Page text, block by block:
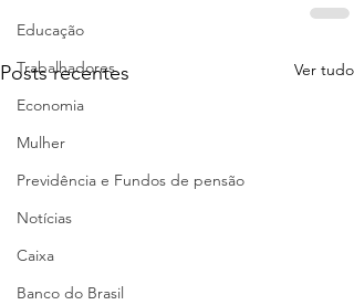
Educação
Trabalhadores
Economia
Mulher
Previdência e Fundos de pensão
Notícias
Caixa
Banco do Brasil
Posts recentes Ver tudo